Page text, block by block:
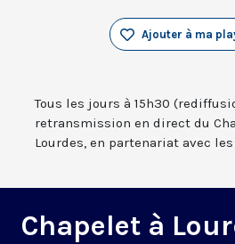
Ajouter à ma
Tous les jours à 15h30
retransmission en direct du
Lourdes, en partenariat avec
Chapelet à